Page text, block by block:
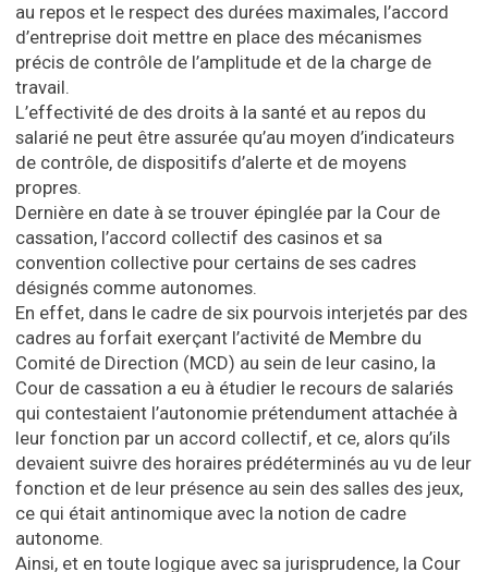
au repos et le respect des durées maximales, l’accord
d’entreprise doit mettre en place des mécanismes
précis de contrôle de l’amplitude et de la charge de
travail.
L’effectivité de des droits à la santé et au repos du
salarié ne peut être assurée qu’au moyen d’indicateurs
de contrôle, de dispositifs d’alerte et de moyens
propres.
Dernière en date à se trouver épinglée par la Cour de
cassation, l’accord collectif des casinos et sa
convention collective pour certains de ses cadres
désignés comme autonomes.
En effet, dans le cadre de six pourvois interjetés par des
cadres au forfait exerçant l’activité de Membre du
Comité de Direction (MCD) au sein de leur casino, la
Cour de cassation a eu à étudier le recours de salariés
qui contestaient l’autonomie prétendument attachée à
leur fonction par un accord collectif, et ce, alors qu’ils
devaient suivre des horaires prédéterminés au vu de leur
fonction et de leur présence au sein des salles des jeux,
ce qui était antinomique avec la notion de cadre
autonome.
Ainsi, et en toute logique avec sa jurisprudence, la Cour